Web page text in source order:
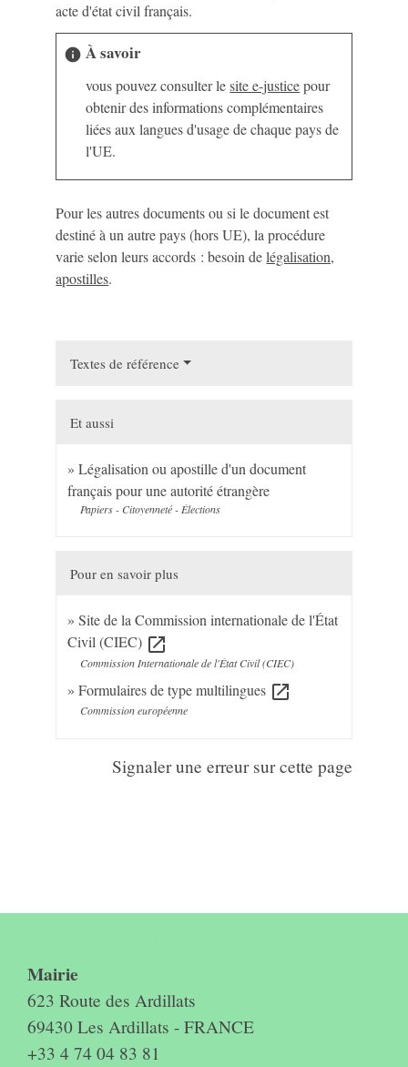
acte d'état civil français.
info À savoir
vous pouvez consulter lesite e-justicepour
obtenir des informations complémentaires
liées aux langues d'usage de chaque pays de
l'UE.
Pour les autres documents ou si le document est
destiné à un autre pays (hors UE), la procédure
varie selon leurs accords : besoin delégalisation,
apostilles.
Textes de référence
Et aussi
Légalisation ou apostille d'un document
français pour une autorité étrangère
Papiers - Citoyenneté - Élections
Pour en savoir plus
Site de la Commission internationale de l'État
Civil (CIEC) open_in_new
Commission Internationale de l'État Civil (CIEC)
Formulaires de type multilingues open_in_new
Commission européenne
Signaler une erreur sur cette page
Mairie
623 Route des Ardillats
69430 Les Ardillats - FRANCE
+33 4 74 04 83 81